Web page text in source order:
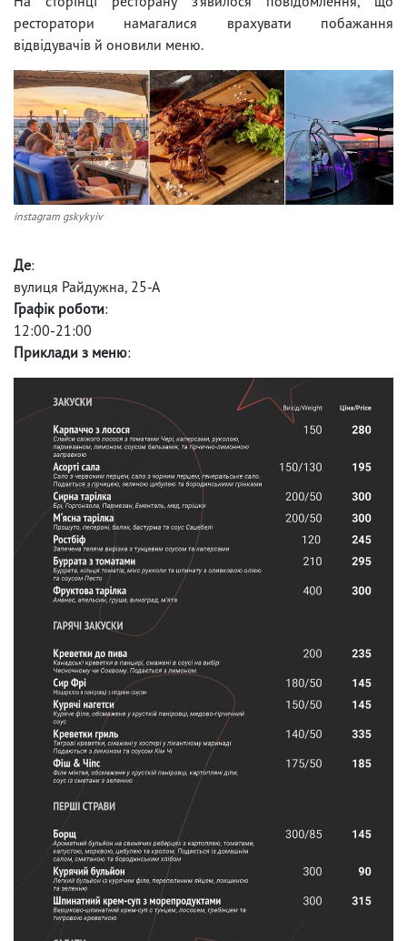
ресторатори намагалися врахувати побажання
відвідувачів й оновили меню.
instagram gskykyiv
Де:
вулиця Райдужна, 25-А
Графік роботи:
12:00-21:00
Приклади з меню: